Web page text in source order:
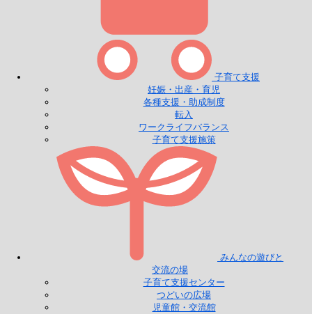
子育て支援
妊娠・出産・育児
各種支援・助成制度
転入
ワークライフバランス
子育て支援施策
みんなの遊びと
交流の場
子育て支援センター
つどいの広場
児童館・交流館